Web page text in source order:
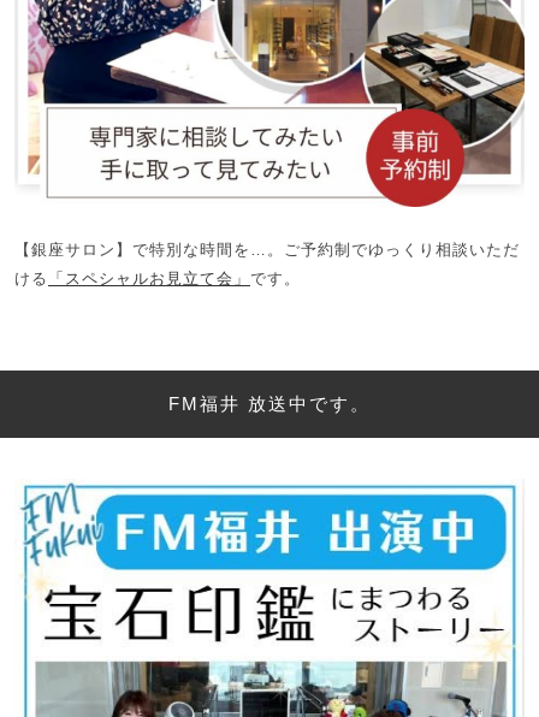
【銀座サロン】で特別な時間を…。ご予約制でゆっくり相談いただ
ける 「スペシャルお見立て会」 です。
FM福井 放送中です。